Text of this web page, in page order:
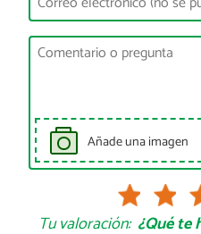
Añade una imagen
Tu valoración: ¿Qué te